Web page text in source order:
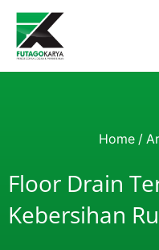
Skip to content
Home /
Floor Drain
Kebersihan